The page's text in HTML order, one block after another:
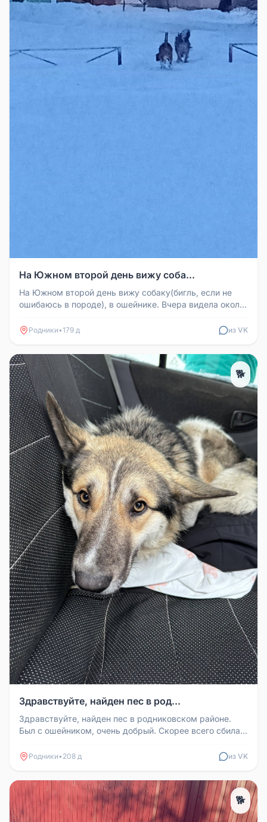
На Южном второй день вижу соба...
На Южном второй день вижу собаку(бигль, если не
ошибаюсь в породе), в ошейнике. Вчера видела около
Родники•179 д из VK
🐕
Здравствуйте, найден пес в род...
Здравствуйте, найден пес в родниковском районе.
Был с ошейником, очень добрый. Скорее всего сбила
Родники• 208 д из VK
🐕